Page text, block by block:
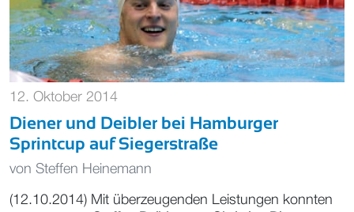
12. Oktober 2014
Diener und Deibler bei Hamburger
Sprintcup auf Siegerstraße
von Steffen Heinemann
(12.10.2014) Mit überzeugenden Leistungen konnten